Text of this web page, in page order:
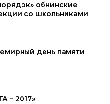
обнинские
со школьниками
день памяти
– 2017»